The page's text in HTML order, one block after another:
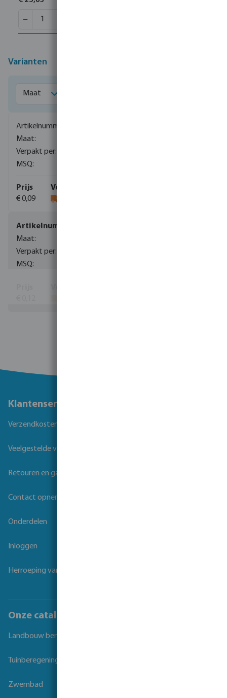
Varianten
€ 0,09
Klantenservice
Verzendkosten
Veelgestelde vragen
Retouren en garantie
Contact opnemen
Onderdelen
Inloggen
Herroeping van overeenkomst
Onze catalogi
Landbouw beregening
Tuinberegening
Zwembad